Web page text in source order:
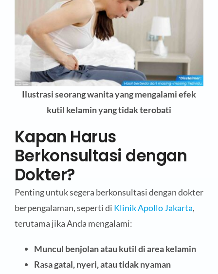
Ilustrasi seorang wanita yang mengalami efek
kutil kelamin yang tidak terobati
Kapan Harus
Berkonsultasi dengan
Dokter?
Penting untuk segera berkonsultasi dengan dokter
berpengalaman, seperti di Klinik Apollo Jakarta,
terutama jika Anda mengalami:
Muncul benjolan atau kutil di area kelamin
Rasa gatal, nyeri, atau tidak nyaman